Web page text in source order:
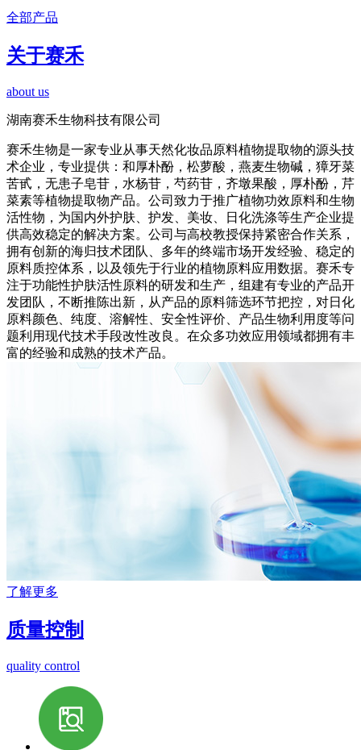
全部产品
关于赛禾
about us
湖南赛禾生物科技有限公司
赛禾生物是一家专业从事天然化妆品原料植物提取物的源头技
术企业，专业提供：和厚朴酚，松萝酸，燕麦生物碱，獐牙菜
苦甙，无患子皂苷，水杨苷，芍药苷，齐墩果酸，厚朴酚，芹
菜素等植物提取物产品。公司致力于推广植物功效原料和生物
活性物，为国内外护肤、护发、美妆、日化洗涤等生产企业提
供高效稳定的解决方案。公司与高校教授保持紧密合作关系，
拥有创新的海归技术团队、多年的终端市场开发经验、稳定的
原料质控体系，以及领先于行业的植物原料应用数据。赛禾专
注于功能性护肤活性原料的研发和生产，组建有专业的产品开
发团队，不断推陈出新，从产品的原料筛选环节把控，对日化
原料颜色、纯度、溶解性、安全性评价、产品生物利用度等问
题利用现代技术手段改性改良。在众多功效应用领域都拥有丰
富的经验和成熟的技术产品。
了解更多
质量控制
quality control